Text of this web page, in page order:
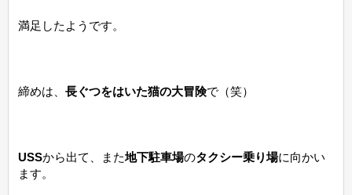
満足したようです。
締めは、 長ぐつをはいた猫の大冒険で（笑）
USSから出て、また地下駐車場のタクシー乗り場に向かい
ます。